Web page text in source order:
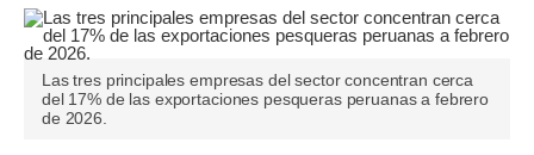
Blogs
Lujo
Las tres principales empresas del sector concentran cerca
del 17% de las exportaciones pesqueras peruanas a febrero
de 2026.